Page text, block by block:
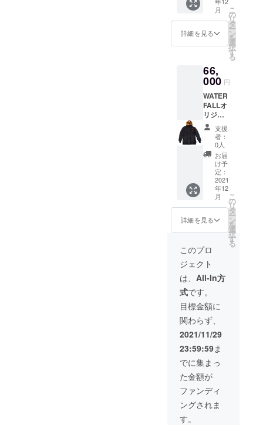
非お楽
しみ下
さい。
前面に
「MILE
DAVIS
」の写
真をフ
ルカ
ラープ
リント
したト
レー
ナー。
プリン
ト商品
ます。
※まさに
スの
クール
な一面
を切り
取った
写真を
使用。
ス
ウェッ
トと共
にマイ
ルスの
偉大な
音楽変
遷も是
非お楽
しみ下
さい。
前面に
「MILE
S
DAVIS
」の写
真をフ
ルカ
ラープ
リント
したト
レー
ナー。
したト
レー
いコラ
ボ商品
※こちら
の商品
トへの
プリン
ト商品
になり
ます。
前面に
「BILL
EVANS
」の写
真をフ
ルカ
ラープ
リント
したト
レー
保温性
とスト
レッチ
性を兼
ルとビ
ジネス
にもス
トレス
なく使
えま
す。 高
級感あ
るWス
ライ
ダーシ
ルバー
ファス
ナーを
左胸に
は
FALLの
トレー
ドマー
ク「レ
ワッペ
ン」が
ワンポ
イント
で入っ
てお
り、DJ
の方や
アー
ティス
トの方
の中に
も「日
置。
「CIRC
US（楽
しさの
せ「楽
しさか
ら魂を
得る」
ことの
重要性
を発
信。 国
産生地
の「綿
裏毛ス
ウェッ
ト」は
保温性
とスト
レッチ
性を兼
ジュア
ジネス
どちら
にもス
トレス
なく使
えま
す。 高
級感あ
ライ
ダーシ
ルバー
ファス
ナーを
使用。
左胸に
での行
き来に
も便利
で実用
的なア
ウ
フェイ
ク
ファー
の中で
も高級
感ある
リアル
ファー
に近い
物を使
用。 国
産生地
の「綿
ポリ混
ダンプ
生地」
は強度
ね備
え、冬
場アク
ティブ
な方に
対応。
胸、腰
共にCD
が収ま
るポ
ケッ
ト。 左
胸には
WATER
FALLの
トレー
ドマー
ク「レ
月
詳細を見る
こ
の
リ
タ
ー
ン
を
選
択
す
る
66,
000 円
WATER
FALLオ
リジナ
ル商
品。防
寒性に
優れ、
冬場の
ライブ
会場ま
での行
き来に
も便利
で実用
的なア
ウ
ター。
フェイ
ク
ファー
の中で
も高級
感ある
リアル
ファー
に近い
物を使
用。 国
産生地
の「綿
ポリ混
ダンプ
生地」
は強度
支援
者：
0人
お届
け予
定：
2021
年12
月
詳細を見る
こ
の
リ
タ
ー
ン
を
選
択
す
る
このプロ
ジェクト
は、 All-In方
式です。
目標金額に
関わらず、
2021/11/29
23:59:59ま
でに集まっ
た金額が
ファンディ
ングされま
す。